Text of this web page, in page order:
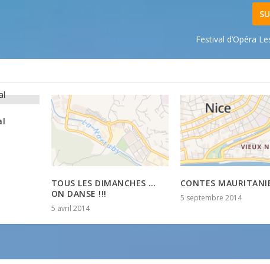
Festival d’Opéra
TOUS LES DIMANCHES …
ON DANSE !!!
5 avril 2014
CONTES
5 septembre 2014